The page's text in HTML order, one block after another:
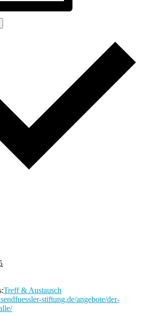
Treff & Austausch
stiftung.de/angebote/der-